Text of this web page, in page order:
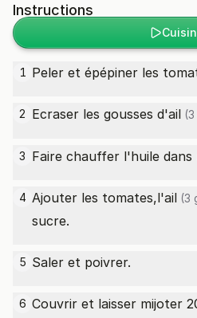
Instructions
1 Peler et épépiner les
2 Ecraser les gousses d'ail
3 Faire chauffer l'huile dans
4 Ajouter les tomates,l'ail (3
sucre.
5 Saler et poivrer.
6 Couvrir et laisser mijoter